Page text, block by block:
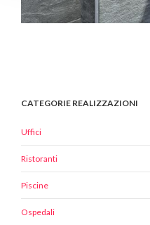
CATEGORIE REALIZZAZIONI
Uffici
Ristoranti
Piscine
Ospedali